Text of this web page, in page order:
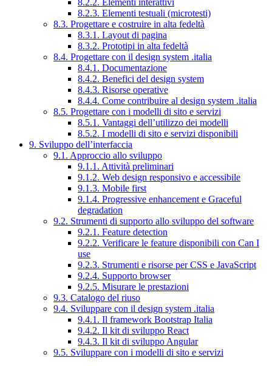
8.2.2. Elementi interattivi
8.2.3. Elementi testuali (microtesti)
8.3. Progettare e costruire in alta fedeltà
8.3.1. Layout di pagina
8.3.2. Prototipi in alta fedeltà
8.4. Progettare con il design system .italia
8.4.1. Documentazione
8.4.2. Benefici del design system
8.4.3. Risorse operative
8.4.4. Come contribuire al design system .italia
8.5. Progettare con i modelli di sito e servizi
8.5.1. Vantaggi dell’utilizzo dei modelli
8.5.2. I modelli di sito e servizi disponibili
9. Sviluppo dell’interfaccia
9.1. Approccio allo sviluppo
9.1.1. Attività preliminari
9.1.2. Web design responsivo e accessibile
9.1.3. Mobile first
9.1.4. Progressive enhancement e Graceful
degradation
9.2. Strumenti di supporto allo sviluppo del software
9.2.1. Feature detection
9.2.2. Verificare le feature disponibili con Can I
use
9.2.3. Strumenti e risorse per CSS e JavaScript
9.2.4. Supporto browser
9.2.5. Misurare le prestazioni
9.3. Catalogo del riuso
9.4. Sviluppare con il design system .italia
9.4.1. Il framework Bootstrap Italia
9.4.2. Il kit di sviluppo React
9.4.3. Il kit di sviluppo Angular
9.5. Sviluppare con i modelli di sito e servizi